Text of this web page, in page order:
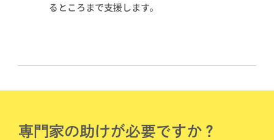
るところまで支援します。
専門家の助けが必要ですか？